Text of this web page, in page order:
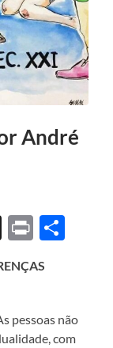
André
X Print
pessoas não
com